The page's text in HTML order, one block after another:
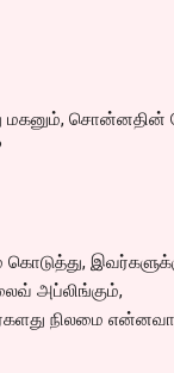
மகனும், சொன்னதின்
கொடுத்து,
அப்லிங்கும்,
நிலமை